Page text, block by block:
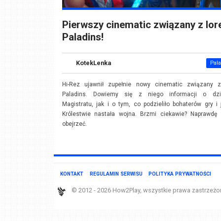
Pierwszy cinematic związany z
Paladins!
KotekLenka
Hi-Rez ujawnił zupełnie nowy cinematic związany
Paladins. Dowiemy się z niego informacji o
Magistratu, jak i o tym, co podzieliło bohaterów gry i
Królestwie nastała wojna. Brzmi ciekawie? Naprawdę
obejrzeć.
KONTAKT REGULAMIN SERWISU POLITYKA PRYWATNOŚCI
© 2012 - 2026 How2Play, wszystkie prawa